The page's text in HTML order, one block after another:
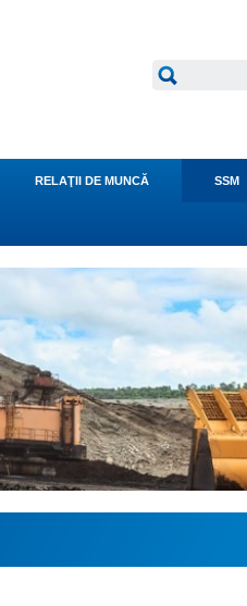
RELAŢII DE MUNCĂ SSM